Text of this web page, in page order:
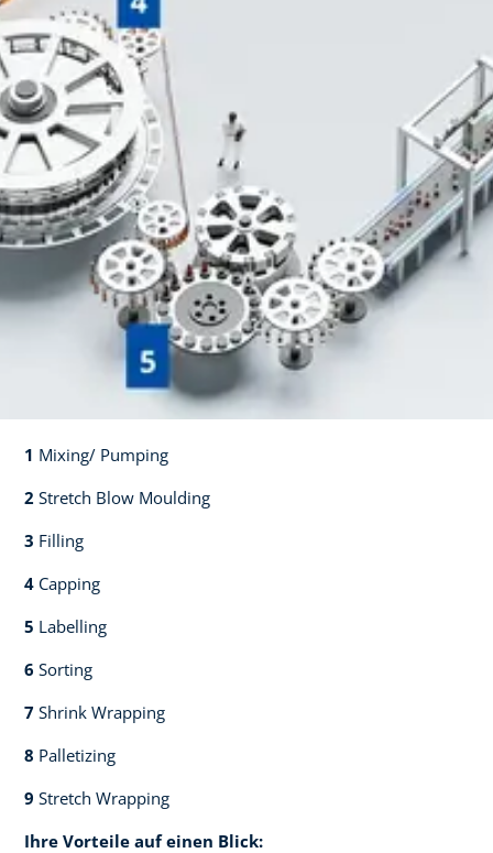
1 Mixing/ Pumping​​
2 Stretch Blow Moulding​​
3 Filling​​
4 Capping​
5 Labelling​
6 Sorting​​
7 Shrink Wrapping​​
8 Palletizing​​
9 Stretch Wrapping
Ihre Vorteile auf einen Blick:​